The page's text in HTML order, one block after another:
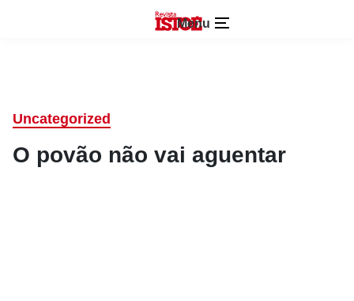
Menu
Uncategorized
O povão não vai aguentar